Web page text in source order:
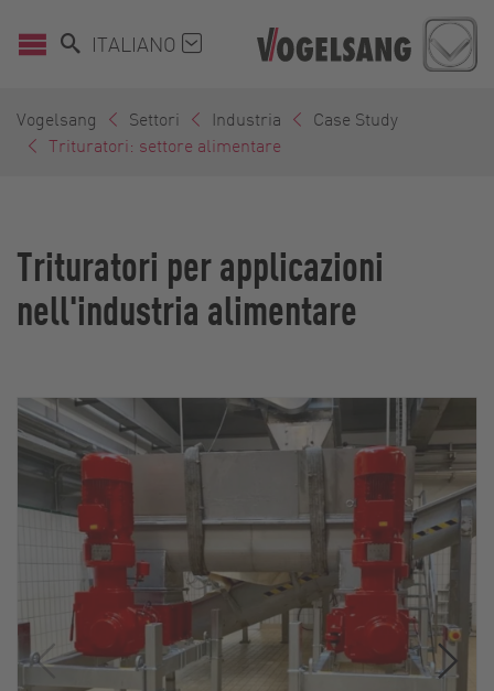
ITALIANO
Vogelsang Settori Industria
Case Study
Trituratori: settore alimentare
Trituratori per applicazioni
nell'industria alimentare